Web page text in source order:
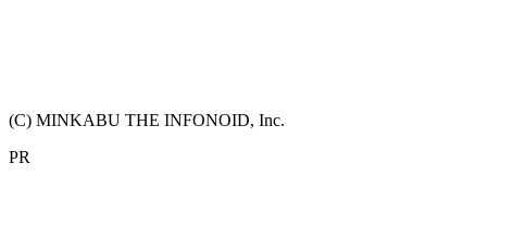
(C) MINKABU THE INFONOID, Inc.
PR